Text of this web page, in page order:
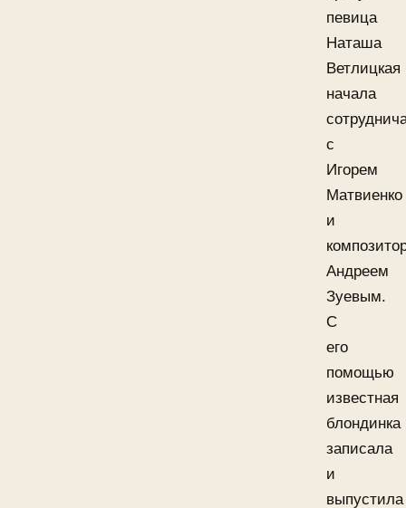
певица
Наташа
Ветлицкая
начала
с
Игорем
Матвиенко
и
Андреем
Зуевым.
С
его
помощью
известная
блондинка
записала
и
выпустила